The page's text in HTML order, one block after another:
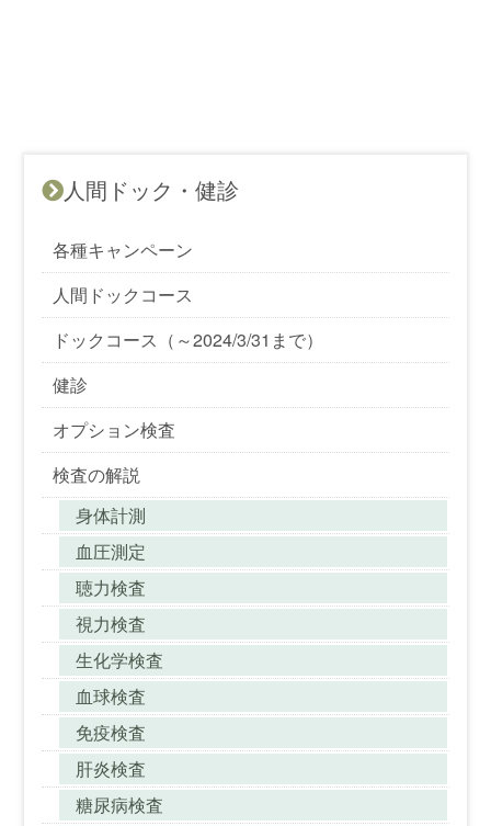
人間ドック・健診
各種キャンペーン
人間ドックコース
ドックコース（～2024/3/31まで）
健診
オプション検査
検査の解説
身体計測
血圧測定
聴力検査
視力検査
生化学検査
血球検査
免疫検査
肝炎検査
糖尿病検査